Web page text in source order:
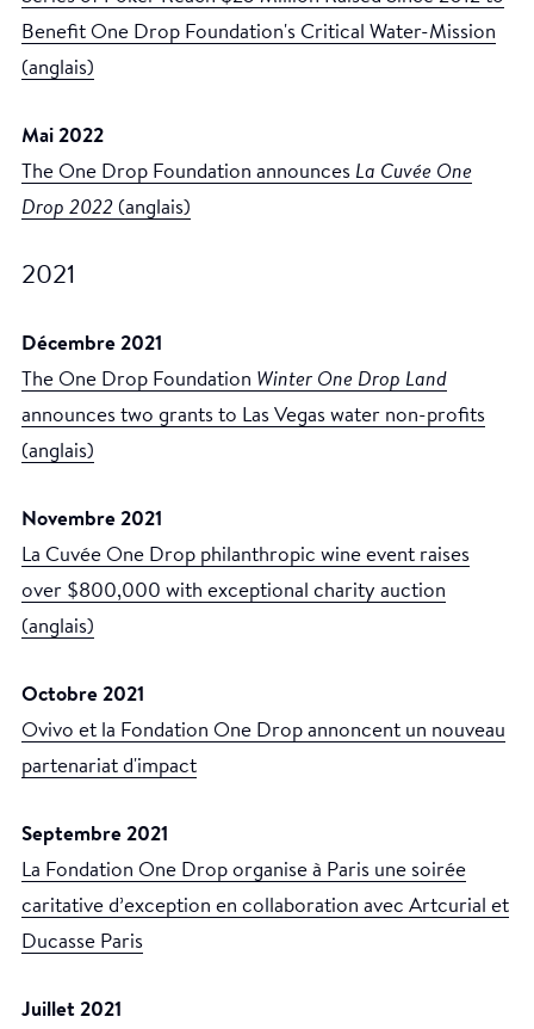
Benefit One Drop Foundation's Critical Water-Mission
(anglais)
Mai 2022
The One Drop Foundation announces La Cuvée One
Drop 2022 (anglais)
2021
Décembre 2021
The One Drop Foundation Winter One Drop Land
announces two grants to Las Vegas water non-profits
(anglais)
Novembre 2021
La Cuvée One Drop philanthropic wine event raises
over $800,000 with exceptional charity auction
(anglais)
Octobre 2021
Ovivo et la Fondation One Drop annoncent un nouveau
partenariat d'impact
Septembre 2021
La Fondation One Drop organise à Paris une soirée
caritative d’exception en collaboration avec Artcurial et
Ducasse Paris
Juillet 2021